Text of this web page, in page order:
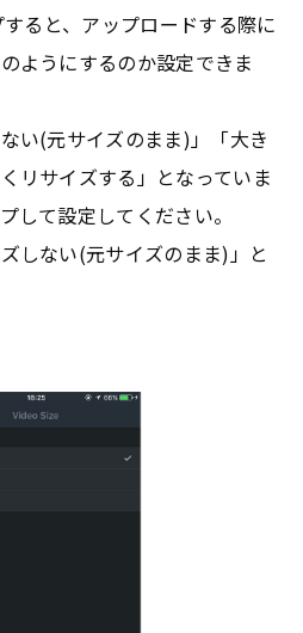
ると、アップロードする際に
ようにするのか設定できま
い(元サイズのまま)」「大き
リサイズする」となっていま
して設定してください。
しない(元サイズのまま)」と